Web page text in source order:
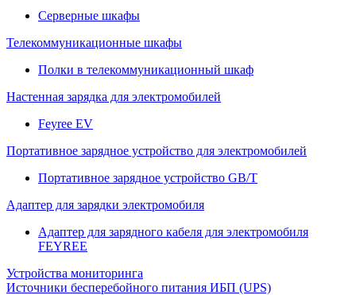
Серверные шкафы
Телекоммуникационные шкафы
Полки в телекоммуникационный шкаф
Настенная зарядка для электромобилей
Feyree EV
Портативное зарядное устройство для электромобилей
Портативное зарядное устройство GB/T
Адаптер для зарядки электромобиля
Адаптер для зарядного кабеля для электромобиля
FEYREE
Устройства мониторинга
Источники бесперебойного питания ИБП (UPS)